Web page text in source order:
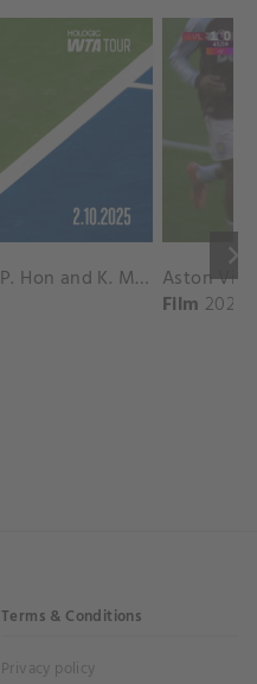
keyboard_arrow_right
A. Krunic and A. Danilina vs. P. Hon and K. Muchova Match Highlights - BEIJING_Capital Group Diamond ( October 02, 2025)
Film 2026
Terms & Conditions
Privacy policy